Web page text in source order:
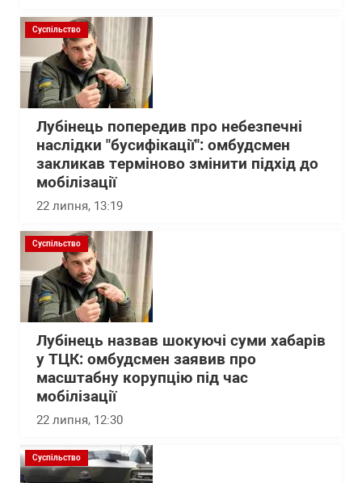
Суспільство
Лубінець попередив про небезпечні
наслідки "бусифікації": омбудсмен
закликав терміново змінити підхід до
мобілізації
22 липня, 13:19
Суспільство
Лубінець назвав шокуючі суми хабарів
у ТЦК: омбудсмен заявив про
масштабну корупцію під час
мобілізації
22 липня, 12:30
Суспільство